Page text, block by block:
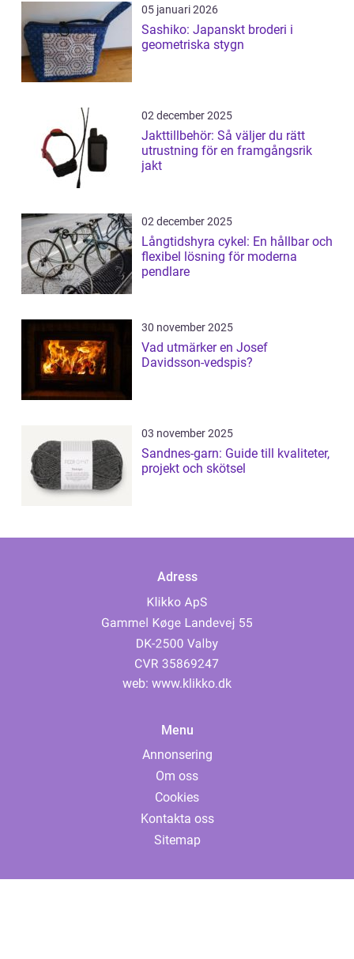
05 januari 2026
Sashiko: Japanskt broderi i
geometriska stygn
02 december 2025
Jakttillbehör: Så väljer du rätt
utrustning för en framgångsrik
jakt
02 december 2025
Långtidshyra cykel: En hållbar och
flexibel lösning för moderna
pendlare
30 november 2025
Vad utmärker en Josef
Davidsson-vedspis?
03 november 2025
Sandnes-garn: Guide till kvaliteter,
projekt och skötsel
Adress
web: www.klikko.dk
Menu
Annonsering
Om oss
Cookies
Kontakta oss
Sitemap